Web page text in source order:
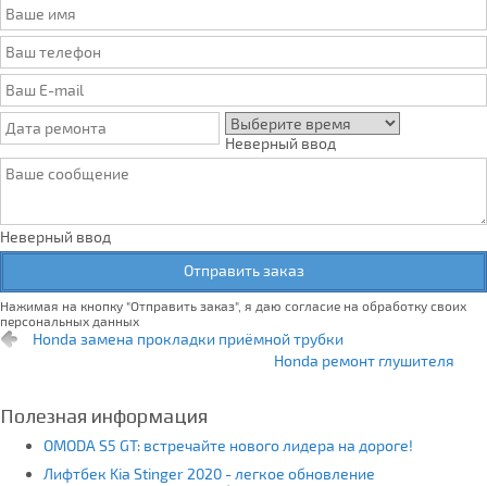
Неверный ввод
Неверный ввод
Отправить заказ
Нажимая на кнопку "Отправить заказ", я даю согласие на обработку своих
персональных данных
Honda замена прокладки приёмной трубки
Honda ремонт глушителя
Полезная информация
OMODA S5 GT: встречайте нового лидера на дороге!
Лифтбек Kia Stinger 2020 - легкое обновление